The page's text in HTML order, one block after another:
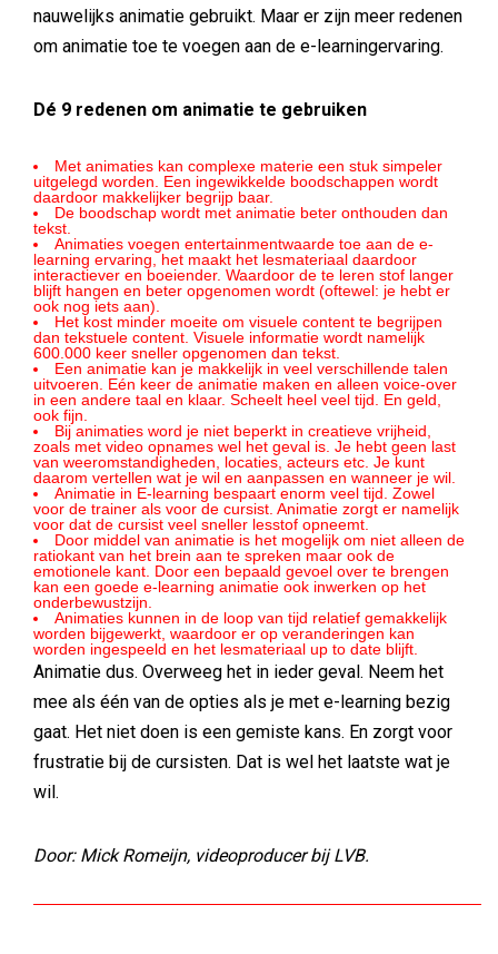
nauwelijks animatie gebruikt. Maar er zijn meer redenen
om animatie toe te voegen aan de e-learningervaring.
Dé 9 redenen om animatie te gebruiken
Met animaties kan complexe materie een stuk simpeler
uitgelegd worden. Een ingewikkelde boodschappen wordt
daardoor makkelijker begrijp baar.
De boodschap wordt met animatie beter onthouden dan
tekst.
Animaties voegen entertainmentwaarde toe aan de e-
learning ervaring, het maakt het lesmateriaal daardoor
interactiever en boeiender. Waardoor de te leren stof langer
blijft hangen en beter opgenomen wordt (oftewel: je hebt er
ook nog iets aan).
Het kost minder moeite om visuele content te begrijpen
dan tekstuele content. Visuele informatie wordt namelijk
600.000 keer sneller opgenomen dan tekst.
Een animatie kan je makkelijk in veel verschillende talen
uitvoeren. Eén keer de animatie maken en alleen voice-over
in een andere taal en klaar. Scheelt heel veel tijd. En geld,
ook fijn.
Bij animaties word je niet beperkt in creatieve vrijheid,
zoals met video opnames wel het geval is. Je hebt geen last
van weeromstandigheden, locaties, acteurs etc. Je kunt
daarom vertellen wat je wil en aanpassen en wanneer je wil.
Animatie in E-learning bespaart enorm veel tijd. Zowel
voor de trainer als voor de cursist. Animatie zorgt er namelijk
voor dat de cursist veel sneller lesstof opneemt.
Door middel van animatie is het mogelijk om niet alleen de
ratiokant van het brein aan te spreken maar ook de
emotionele kant. Door een bepaald gevoel over te brengen
kan een goede e-learning animatie ook inwerken op het
onderbewustzijn.
Animaties kunnen in de loop van tijd relatief gemakkelijk
worden bijgewerkt, waardoor er op veranderingen kan
worden ingespeeld en het lesmateriaal up to date blijft.
Animatie dus. Overweeg het in ieder geval. Neem het
mee als één van de opties als je met e-learning bezig
gaat. Het niet doen is een gemiste kans. En zorgt voor
frustratie bij de cursisten. Dat is wel het laatste wat je
wil.
Door: Mick Romeijn, videoproducer bij LVB.